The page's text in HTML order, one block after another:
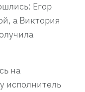
Егор
а Виктория
на
исполнитель